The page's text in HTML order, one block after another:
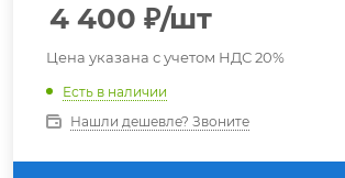
4 400 ₽/шт
Цена указана с учетом НДС 20%
Есть в наличии
Нашли дешевле? Звоните